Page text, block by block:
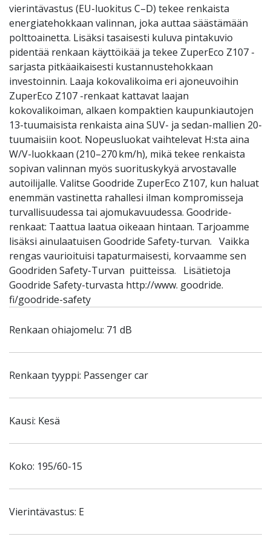
vierintävastus (EU-luokitus C–D) tekee renkaista
energiatehokkaan valinnan, joka auttaa säästämään
polttoainetta. Lisäksi tasaisesti kuluva pintakuvio
pidentää renkaan käyttöikää ja tekee ZuperEco Z107 -
sarjasta pitkäaikaisesti kustannustehokkaan
investoinnin. Laaja kokovalikoima eri ajoneuvoihin
ZuperEco Z107 -renkaat kattavat laajan
kokovalikoiman, alkaen kompaktien kaupunkiautojen
13-tuumaisista renkaista aina SUV- ja sedan-mallien 20-
tuumaisiin koot. Nopeusluokat vaihtelevat H:sta aina
W/V-luokkaan (210–270 km/h), mikä tekee renkaista
sopivan valinnan myös suorituskykyä arvostavalle
autoilijalle. Valitse Goodride ZuperEco Z107, kun haluat
enemmän vastinetta rahallesi ilman kompromisseja
turvallisuudessa tai ajomukavuudessa. Goodride-
renkaat: Taattua laatua oikeaan hintaan. Tarjoamme
lisäksi ainulaatuisen Goodride Safety-turvan. Vaikka
rengas vaurioituisi tapaturmaisesti, korvaamme sen
Goodriden Safety-Turvan puitteissa. Lisätietoja
Goodride Safety-turvasta http://www. goodride.
fi/goodride-safety
Renkaan ohiajomelu: 71 dB
Renkaan tyyppi: Passenger car
Kausi: Kesä
Koko: 195/60-15
Vierintävastus: E